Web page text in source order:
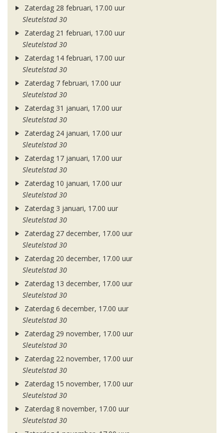
Zaterdag 28 februari, 17.00 uur
Sleutelstad 30
Zaterdag 21 februari, 17.00 uur
Sleutelstad 30
Zaterdag 14 februari, 17.00 uur
Sleutelstad 30
Zaterdag 7 februari, 17.00 uur
Sleutelstad 30
Zaterdag 31 januari, 17.00 uur
Sleutelstad 30
Zaterdag 24 januari, 17.00 uur
Sleutelstad 30
Zaterdag 17 januari, 17.00 uur
Sleutelstad 30
Zaterdag 10 januari, 17.00 uur
Sleutelstad 30
Zaterdag 3 januari, 17.00 uur
Sleutelstad 30
Zaterdag 27 december, 17.00 uur
Sleutelstad 30
Zaterdag 20 december, 17.00 uur
Sleutelstad 30
Zaterdag 13 december, 17.00 uur
Sleutelstad 30
Zaterdag 6 december, 17.00 uur
Sleutelstad 30
Zaterdag 29 november, 17.00 uur
Sleutelstad 30
Zaterdag 22 november, 17.00 uur
Sleutelstad 30
Zaterdag 15 november, 17.00 uur
Sleutelstad 30
Zaterdag 8 november, 17.00 uur
Sleutelstad 30